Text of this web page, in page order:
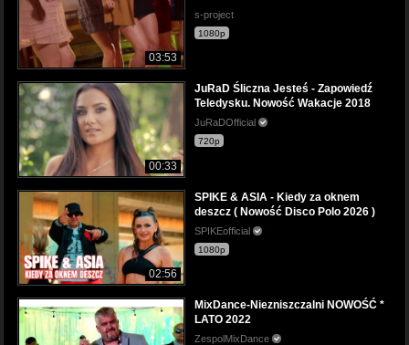
03:53
s-project
1080p
00:33
JuRaD Śliczna Jesteś - Zapowiedź
Teledysku. Nowość Wakacje 2018
JuRaDOfficial
720p
02:56
SPIKE & ASIA - Kiedy za oknem
deszcz ( Nowość Disco Polo 2026 )
SPIKEofficial
1080p
MixDance-Niezniszczalni NOWOŚĆ *
LATO 2022
ZespolMixDance